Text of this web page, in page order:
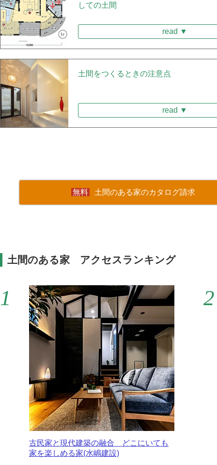
しての土間
read ▼
土間をつくるときの注意点
read ▼
土間のある家のカタログ請求
土間のある家 アクセスランキング
古民家と現代建築の融合 どこにいても
家を楽しめる家(水嶋建設)